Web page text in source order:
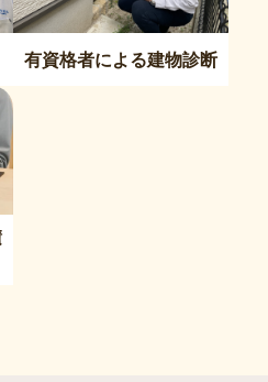
有資格者による建物診断